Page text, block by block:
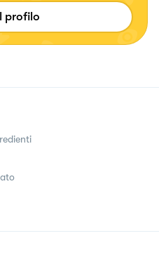
e liquori. Seguitemi!!!!
profilo